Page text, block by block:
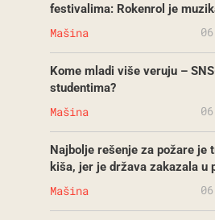
festivalima: Rokenrol je
Mašina
Kome mladi više veruju –
studentima?
Mašina
Najbolje rešenje za požare je
kiša, jer je država zakazala u
Mašina